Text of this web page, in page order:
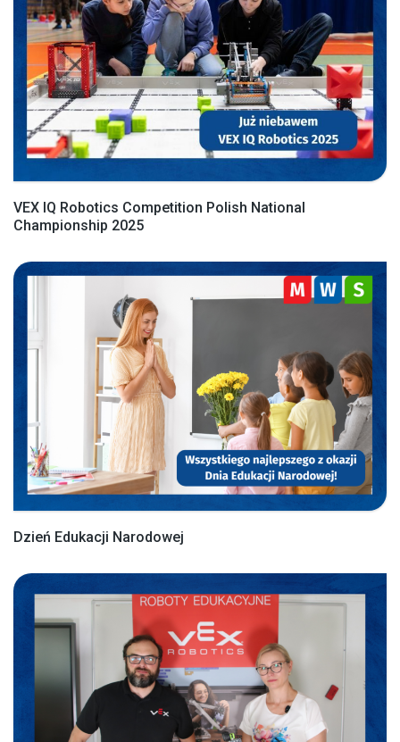
VEX IQ Robotics Competition Polish National
Championship 2025
Dzień Edukacji Narodowej